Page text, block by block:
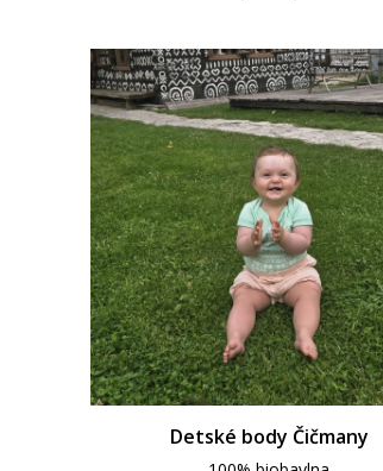
Detské body Čičmany